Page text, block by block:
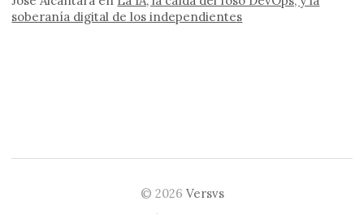
soberanía digital de los independientes
© 2026 Versvs